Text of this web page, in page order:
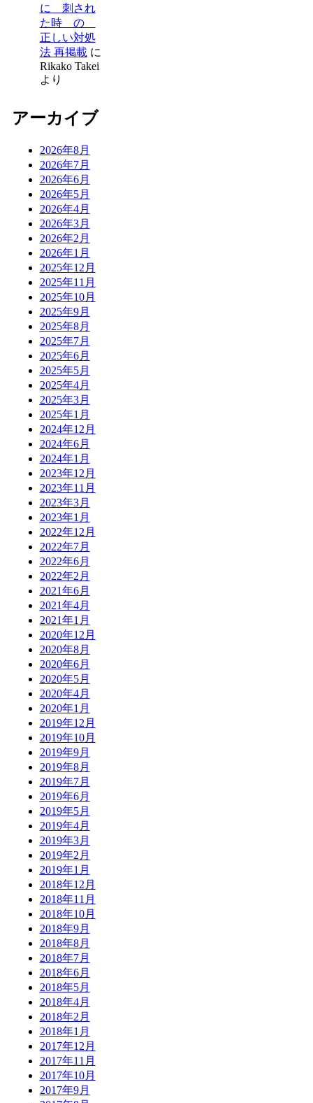
に 刺され
た時 の
正しい対処
法 再掲載に
Rikako Takei
より
アーカイブ
2026年8月
2026年7月
2026年6月
2026年5月
2026年4月
2026年3月
2026年2月
2026年1月
2025年12月
2025年11月
2025年10月
2025年9月
2025年8月
2025年7月
2025年6月
2025年5月
2025年4月
2025年3月
2025年1月
2024年12月
2024年6月
2024年1月
2023年12月
2023年11月
2023年3月
2023年1月
2022年12月
2022年7月
2022年6月
2022年2月
2021年6月
2021年4月
2021年1月
2020年12月
2020年8月
2020年6月
2020年5月
2020年4月
2020年1月
2019年12月
2019年10月
2019年9月
2019年8月
2019年7月
2019年6月
2019年5月
2019年4月
2019年3月
2019年2月
2019年1月
2018年12月
2018年11月
2018年10月
2018年9月
2018年8月
2018年7月
2018年6月
2018年5月
2018年4月
2018年2月
2018年1月
2017年12月
2017年11月
2017年10月
2017年9月